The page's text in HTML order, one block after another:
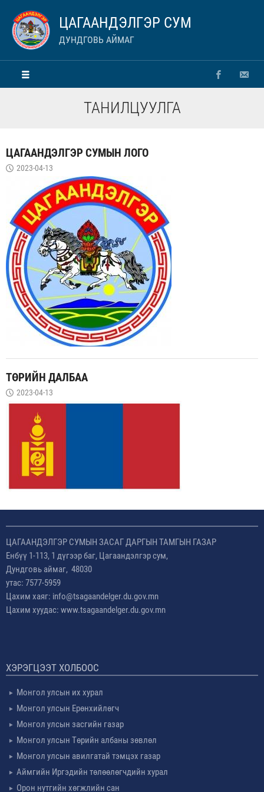
ЦАГААНДЭЛГЭР СУМ
ДУНДГОВЬ АЙМАГ
ТАНИЛЦУУЛГА
ЦАГААНДЭЛГЭР СУМЫН ЛОГО
2023-04-13
ТӨРИЙН ДАЛБАА
2023-04-13
ЦАГААНДЭЛГЭР СУМЫН ЗАСАГ ДАРГЫН ТАМГЫН ГАЗАР
Енбүү 1-113, 1 дүгээр баг, Цагаандэлгэр сум,
Дундговь аймаг, 48030
утас: 7577-5959
Цахим хаяг: info@tsagaandelger.du.gov.mn
Цахим хуудас: www.tsagaandelger.du.gov.mn
ХЭРЭГЦЭЭТ ХОЛБООС
Монгол улсын их хурал
Монгол улсын Ерөнхийлөгч
Монгол улсын засгийн газар
Монгол улсын Төрийн албаны зөвлөл
Монгол улсын авилгатай тэмцэх газар
Аймгийн Иргэдийн төлөөлөгчдийн хурал
Орон нутгийн хөгжлийн сан